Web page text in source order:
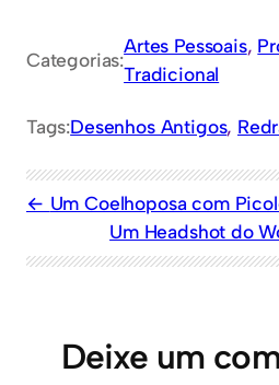
Categorias:
Artes Pessoais,
Tradicional
Tags:Desenhos Antigos,
Um Coelhoposa com
Um Headshot do
Deixe um